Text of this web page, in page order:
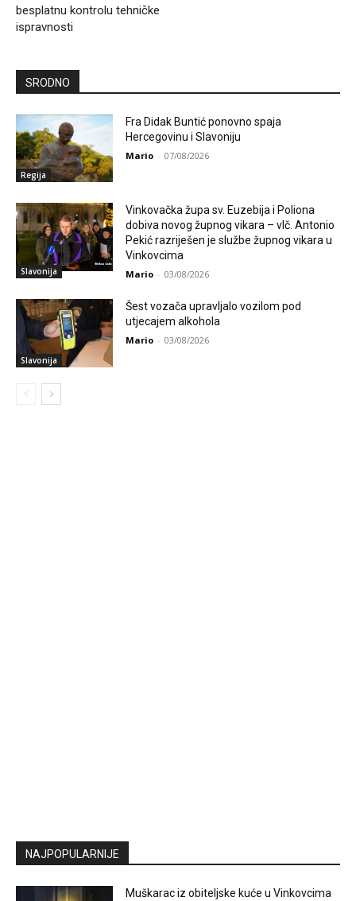
besplatnu kontrolu tehničke
ispravnosti
SRODNO
Regija
Fra Didak Buntić ponovno spaja
Hercegovinu i Slavoniju
Mario - 07/08/2026
Slavonija
Vinkovačka župa sv. Euzebija i Poliona
dobiva novog župnog vikara – vlč. Antonio
Pekić razriješen je službe župnog vikara u
Vinkovcima
Mario - 03/08/2026
Slavonija
Šest vozača upravljalo vozilom pod
utjecajem alkohola
Mario - 03/08/2026
NAJPOPULARNIJE
Muškarac iz obiteljske kuće u Vinkovcima